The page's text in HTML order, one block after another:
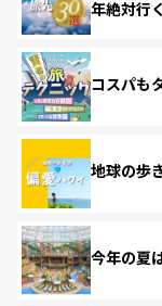
年絶対行
コスパも
地球の歩
今年の夏